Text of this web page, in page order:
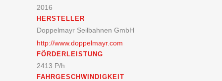
2016
HERSTELLER
Doppelmayr Seilbahnen GmbH
http://www.doppelmayr.com
FÖRDERLEISTUNG
2413 P/h
FAHRGESCHWINDIGKEIT